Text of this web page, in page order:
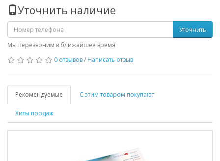
Уточнить наличие
Уточнить
Мы перезвоним в ближайшее время
0 отзывов/ Написать отзыв
Рекомендуемые С этим товаром покупают
Хиты продаж